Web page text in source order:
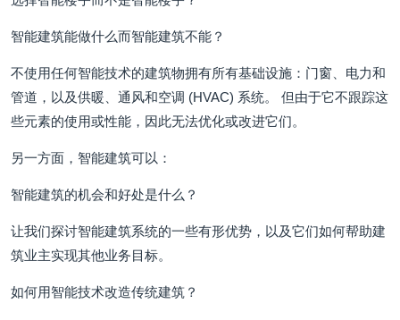
智能建筑能做什么而智能建筑不能？
不使用任何智能技术的建筑物拥有所有基础设施：门窗、电力和
管道，以及供暖、通风和空调 (HVAC) 系统。 但由于它不跟踪这
些元素的使用或性能，因此无法优化或改进它们。
另一方面，智能建筑可以：
智能建筑的机会和好处是什么？
让我们探讨智能建筑系统的一些有形优势，以及它们如何帮助建
筑业主实现其他业务目标。
如何用智能技术改造传统建筑？